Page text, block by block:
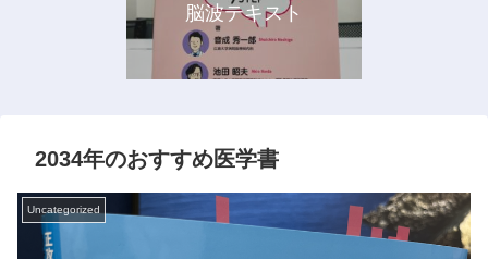
脳波テキスト
2034年のおすすめ医学書
Uncategorized